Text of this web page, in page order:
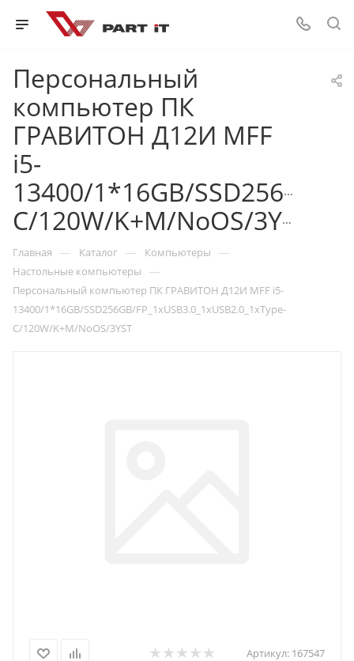
Персональный
компьютер ПК
ГРАВИТОН Д12И MFF
i5-
13400/1*16GB/SSD256GB/
C/120W/K+M/NoOS/3YST
Главная — Каталог — Компьютеры —
Настольные компьютеры —
Персональный компьютер ПК ГРАВИТОН Д12И MFF i5-
13400/1*16GB/SSD256GB/FP_1xUSB3.0_1xUSB2.0_1xType-
C/120W/K+M/NoOS/3YST
Артикул: 167547